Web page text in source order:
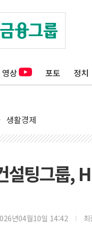
영상 포토 정치
생활경제
설팅그룹,
년04월10일 14:42